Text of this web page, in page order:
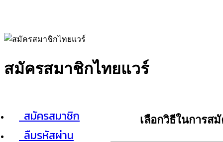
สมัครสมาชิกไทยแวร์
สมัครสมาชิก
ลืมรหัสผ่าน
เลือกวิธีในการส